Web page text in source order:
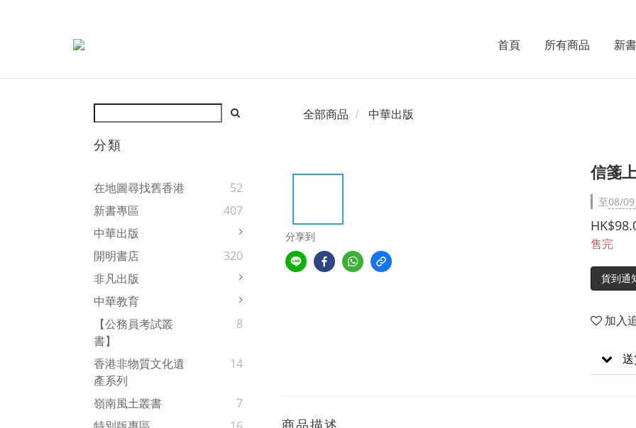
首頁 所有商品 新
分類
在地圖尋找舊香港
52
新書專區
407
中華出版
開明書店
320
非凡出版
中華教育
【公務員考試叢
書】
8
香港非物質文化遺
產系列
14
嶺南風土叢書
7
全部商品 中華出版
分享到
信箋
至08/
售完
貨到通
加入
商品描述